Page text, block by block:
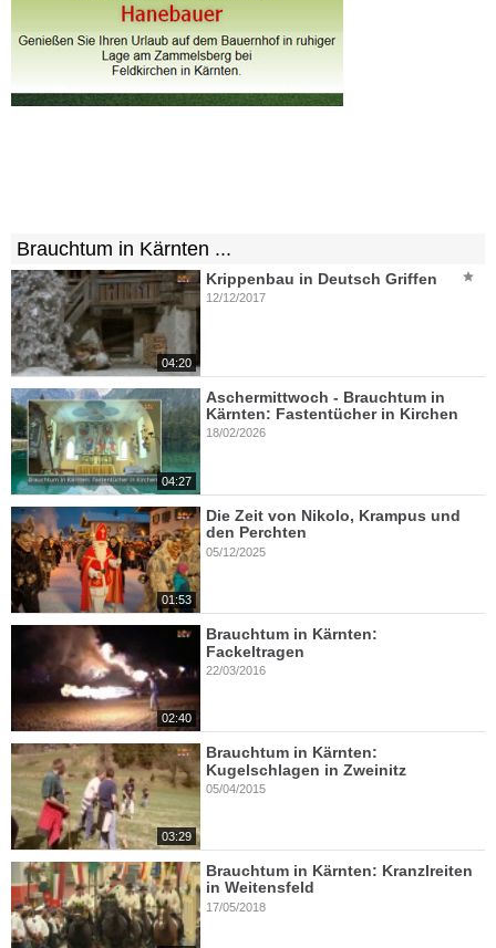
Brauchtum in Kärnten ...
04:20
Krippenbau in Deutsch Griffen
12/12/2017
04:27
Aschermittwoch - Brauchtum in
Kärnten: Fastentücher in Kirchen
18/02/2026
01:53
Die Zeit von Nikolo, Krampus und
den Perchten
05/12/2025
02:40
Brauchtum in Kärnten:
Fackeltragen
22/03/2016
03:29
Brauchtum in Kärnten:
Kugelschlagen in Zweinitz
05/04/2015
Brauchtum in Kärnten: Kranzlreiten
in Weitensfeld
17/05/2018